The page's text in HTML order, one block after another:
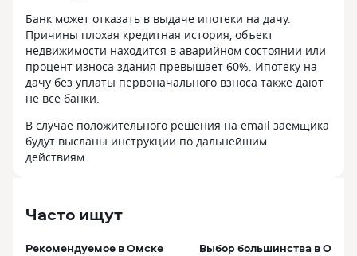
Банк может отказать в выдаче ипотеки на дачу.
Причины плохая кредитная история, объект
недвижимости находится в аварийном состоянии или
процент износа здания превышает 60%. Ипотеку на
дачу без уплаты первоначального взноса также дают
не все банки.
В случае положительного решения на email заемщика
будут высланы инструкции по дальнейшим
действиям.
Часто ищут
Рекомендуемое в Омске Выбор большинства в